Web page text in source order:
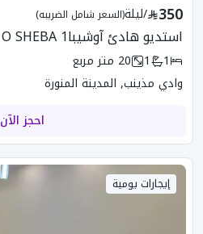
350
/ليلة(السعر شامل الضريبه)
استديو هادئ آوشيبا1 O SHEBA
1
1
20 متر مربع
وادي مذينب, المدينة المنورة
احجز الآن
إيجارات يومية